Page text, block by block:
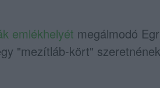
emlékhelyét megálmodó
"mezítláb-kört"